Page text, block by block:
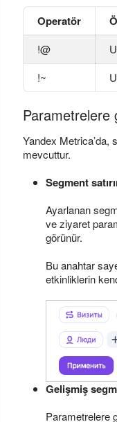
Operatör
!@
!~
Parametrelere
Yandex Metrica’da,
mevcuttur.
Segment
Ayarlanan
ve ziyaret
görünür.
Bu anahtar
etkinliklerin
Gelişmiş
Parametrelere